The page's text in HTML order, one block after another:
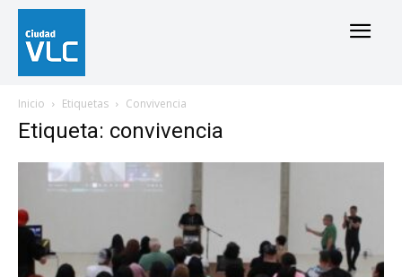
Inicio Etiquetas Convivencia
Etiqueta: convivencia